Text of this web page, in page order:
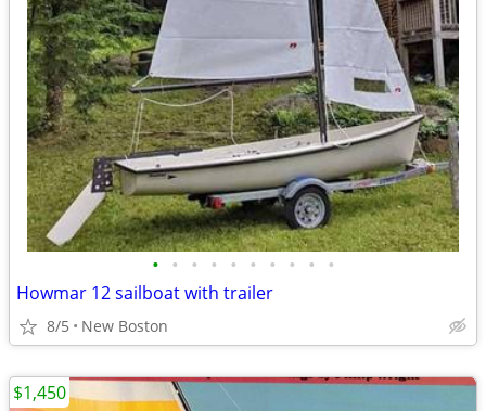
• • • • • • • • • •
Howmar 12 sailboat with trailer
8/5 New Boston
$1,450